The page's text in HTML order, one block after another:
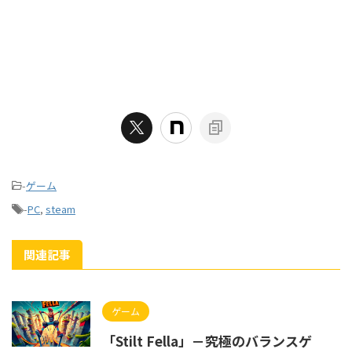
-ゲーム
-PC, steam
関連記事
ゲーム
「Stilt Fella」－究極のバランスゲ